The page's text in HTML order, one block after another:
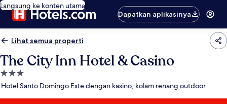
Langsung ke konten utama
Dapatkan aplikasinya
Lihat semua properti
The City Inn Hotel & Casino
Properti
bintang
Hotel Santo Domingo Este dengan kasino, kolam renang outdoor